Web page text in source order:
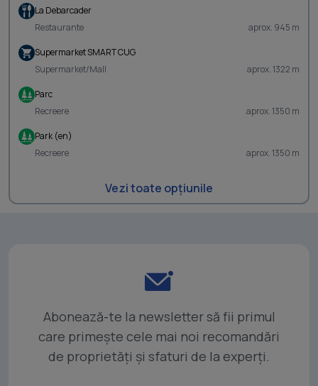
La Debarcader
Restaurante
aprox. 945 m
Supermarket SMART CUG
Supermarket/Mall
aprox. 1322 m
Parc
Recreere
aprox. 1350 m
Park (en)
Recreere
aprox. 1350 m
Vezi toate opțiunile
Abonează-te la newsletter să fii primul
care primește cele mai noi recomandări
de proprietăți și sfaturi de la experți.